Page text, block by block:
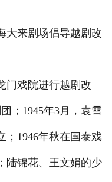
来剧场倡导越剧改
戏院进行越剧改
；1945年3月，袁雪
；1946年秋在国泰戏
陆锦花、王文娟的少